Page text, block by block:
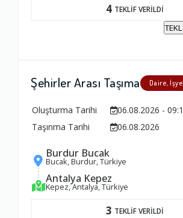
4 TEKLİF VERİLDİ
Şehirler Arası Taşıma Daire,
Oluşturma Tarihi
06.08.2026 -
Taşınma Tarihi
06.08.2026
Burdur Bucak
Bucak, Burdur, Türkiye
Antalya Kepez
Kepez, Antalya, Türkiye
3 TEKLİF VERİLDİ
Ambalajlama Hizmeti
Firma ile İletişim